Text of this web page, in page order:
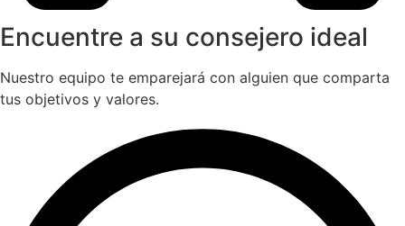
Encuentre a su consejero ideal
Nuestro equipo te emparejará con alguien que comparta
tus objetivos y valores.